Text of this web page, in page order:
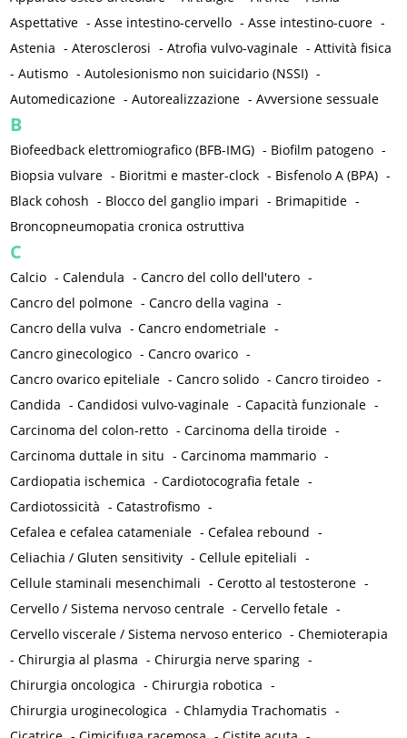
Aspettative -Asse intestino-cervello -Asse intestino-cuore -
Astenia -Aterosclerosi -Atrofia vulvo-vaginale -Attività fisica
-Autismo -Autolesionismo non suicidario (NSSI) -
Automedicazione -Autorealizzazione -Avversione sessuale
B
Biofeedback elettromiografico (BFB-IMG) - Biofilm patogeno -
Biopsia vulvare - Bioritmi e master-clock - Bisfenolo A (BPA) -
Black cohosh - Blocco del ganglio impari - Brimapitide -
Broncopneumopatia cronica ostruttiva
C
Calcio -Calendula -Cancro del collo dell'utero -
Cancro del polmone -Cancro della vagina -
Cancro della vulva -Cancro endometriale -
Cancro ginecologico -Cancro ovarico -
Cancro ovarico epiteliale -Cancro solido -Cancro tiroideo -
Candida -Candidosi vulvo-vaginale -Capacità funzionale -
Carcinoma del colon-retto -Carcinoma della tiroide -
Carcinoma duttale in situ -Carcinoma mammario -
Cardiopatia ischemica -Cardiotocografia fetale -
Cardiotossicità -Catastrofismo -
Cefalea e cefalea catameniale -Cefalea rebound -
Celiachia / Gluten sensitivity -Cellule epiteliali -
Cellule staminali mesenchimali -Cerotto al testosterone -
Cervello / Sistema nervoso centrale -Cervello fetale -
Cervello viscerale / Sistema nervoso enterico -Chemioterapia
-Chirurgia al plasma -Chirurgia nerve sparing -
Chirurgia oncologica -Chirurgia robotica -
Chirurgia uroginecologica -Chlamydia Trachomatis -